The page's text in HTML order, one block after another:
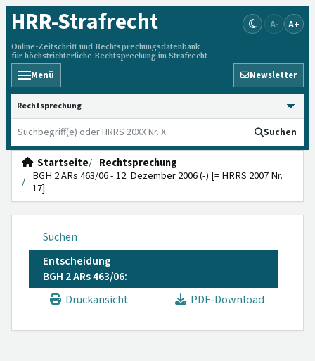
HRR-Strafrecht
Online-Zeitschrift und Rechtsprechungsdatenbank
für höchstrichterliche Rechtsprechung im Strafrecht
A- A+
Menü Newsletter
HRRS durchsuchen
Suchen
Startseite
Rechtsprechung
BGH 2 ARs 463/06 - 12. Dezember 2006 (-) [= HRRS 2007 Nr.
17]
Suchen
Entscheidung
BGH 2 ARs 463/06:
Druckansicht
PDF-Download